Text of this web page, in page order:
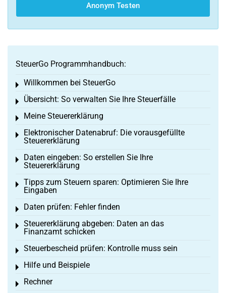
Anonym Testen
SteuerGo Programmhandbuch:
Willkommen bei SteuerGo
Toggle menu
Übersicht: So verwalten Sie Ihre Steuerfälle
Toggle menu
Meine Steuererklärung
Toggle menu
Elektronischer Datenabruf: Die vorausgefüllte
Steuererklärung
Toggle menu
Daten eingeben: So erstellen Sie Ihre
Steuererklärung
Toggle menu
Tipps zum Steuern sparen: Optimieren Sie Ihre
Eingaben
Toggle menu
Daten prüfen: Fehler finden
Toggle menu
Steuererklärung abgeben: Daten an das
Finanzamt schicken
Toggle menu
Steuerbescheid prüfen: Kontrolle muss sein
Toggle menu
Hilfe und Beispiele
Toggle menu
Rechner
Toggle menu